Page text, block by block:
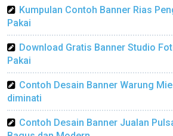
Kumpulan Contoh Banner Rias
Pakai
Download Gratis Banner Studio
Pakai
Contoh Desain Banner Warung
diminati
Contoh Desain Banner Jualan